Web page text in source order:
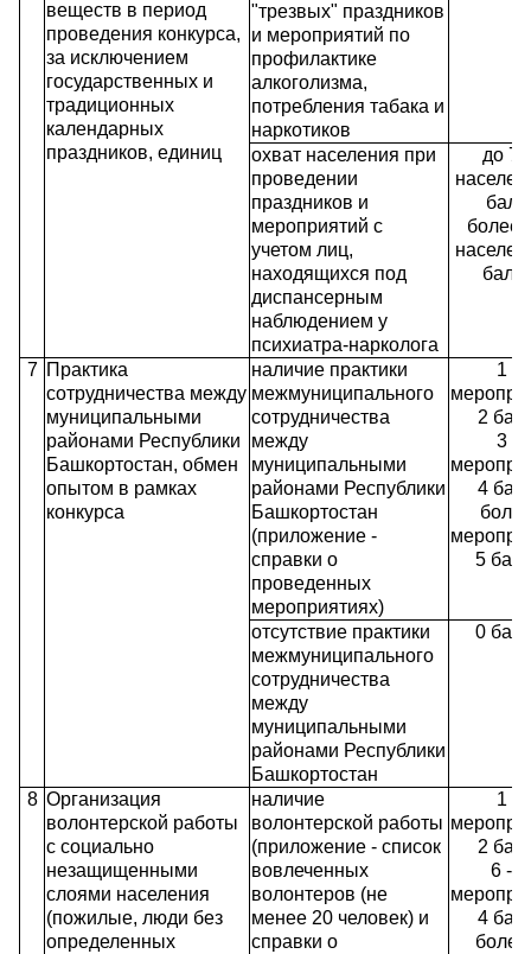
веществ в период
проведения конкурса,
за исключением
государственных и
традиционных
календарных
праздников, единиц
"трезвых" праздников
и мероприятий по
профилактике
алкоголизма,
потребления табака и
наркотиков
охват населения при
проведении
праздников и
мероприятий с
учетом лиц,
находящихся под
диспансерным
наблюдением у
психиатра-нарколога
до
более
7 Практика
сотрудничества между
муниципальными
районами Республики
Башкортостан, обмен
опытом в рамках
конкурса
наличие практики
межмуниципального
сотрудничества
между
муниципальными
районами Республики
Башкортостан
(приложение -
справки о
проведенных
мероприятиях)
1 -
2
3 -
4
5
отсутствие практики
межмуниципального
сотрудничества
между
муниципальными
районами Республики
Башкортостан
0
8 Организация
волонтерской работы
с социально
незащищенными
слоями населения
(пожилые, люди без
определенных
наличие
волонтерской работы
(приложение - список
вовлеченных
волонтеров (не
менее 20 человек) и
справки о
1 -
2
6 -
4